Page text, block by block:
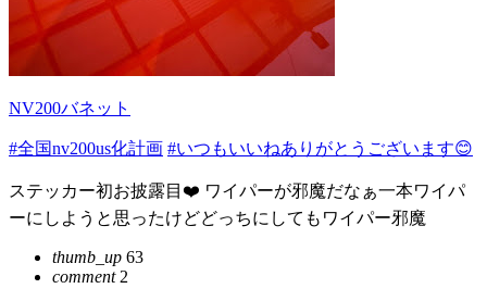
NV200バネット
#全国nv200us化計画 #いつもいいねありがとうございます😊
ステッカー初お披露目❤️ ワイパーが邪魔だなぁ一本ワイパ
ーにしようと思ったけどどっちにしてもワイパー邪魔
thumb_up 63
comment2